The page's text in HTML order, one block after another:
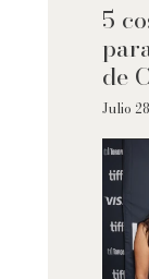
5
de
Julio